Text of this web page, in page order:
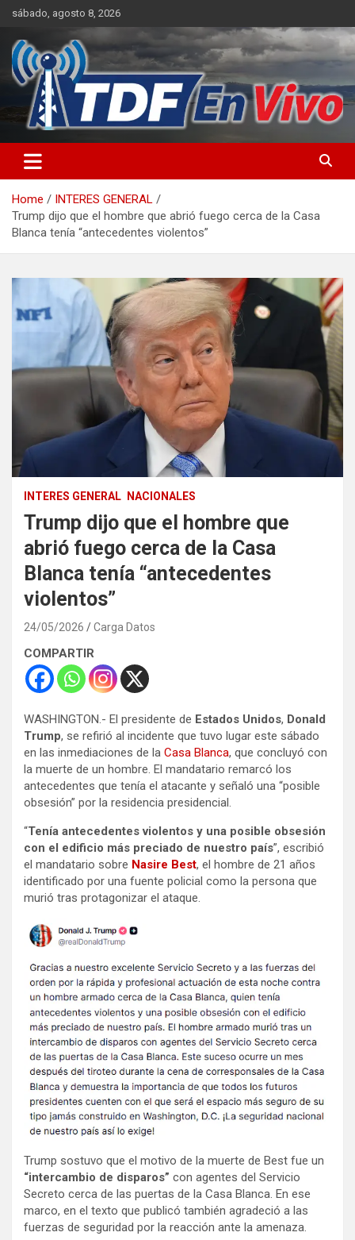
Skip
content
sábado, agosto 8, 2026
Home
INTERES GENERAL
Trump dijo que el hombre que abrió fuego cerca de la Casa
Blanca tenía “antecedentes violentos”
INTERES GENERAL NACIONALES
Trump dijo que el hombre que
abrió fuego cerca de la Casa
Blanca tenía “antecedentes
violentos”
24/05/2026 Carga Datos
COMPARTIR
WASHINGTON.- El presidente de Estados Unidos, Donald
Trump, se refirió al incidente que tuvo lugar este sábado
en las inmediaciones de la Casa Blanca, que concluyó con
la muerte de un hombre. El mandatario remarcó los
antecedentes que tenía el atacante y señaló una “posible
obsesión” por la residencia presidencial.
“Tenía antecedentes violentos y una posible obsesión
con el edificio más preciado de nuestro país”, escribió
el mandatario sobre Nasire Best, el hombre de 21 años
identificado por una fuente policial como la persona que
murió tras protagonizar el ataque.
Trump sostuvo que el motivo de la muerte de Best fue un
“intercambio de disparos” con agentes del Servicio
Secreto cerca de las puertas de la Casa Blanca. En ese
marco, en el texto que publicó también agradeció a las
fuerzas de seguridad por la reacción ante la amenaza.